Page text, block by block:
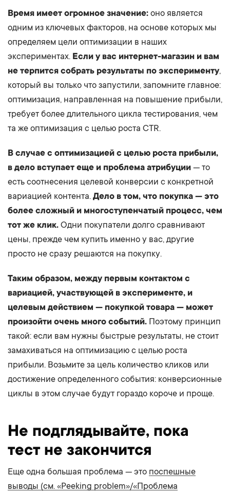
Время имеет огромное значение: оно является
одним из ключевых факторов, на основе которых мы
определяем цели оптимизации в наших
экспериментах. Если у вас интернет-магазин и вам
не терпится собрать результаты по эксперименту,
который вы только что запустили, запомните главное:
оптимизация, направленная на повышение прибыли,
требует более длительного цикла тестирования, чем
та же оптимизация с целью роста CTR.
В случае с оптимизацией с целью роста прибыли,
в дело вступает еще и проблема атрибуции — то
есть соотнесения целевой конверсии с конкретной
вариацией контента. Дело в том, что покупка — это
более сложный и многоступенчатый процесс, чем
тот же клик. Одни покупатели долго сравнивают
цены, прежде чем купить именно у вас, другие
просто не сразу решаются на покупку.
Таким образом, между первым контактом с
вариацией, участвующей в эксперименте, и
целевым действием — покупкой товара — может
произойти очень много событий. Поэтому принцип
такой: если вам нужны быстрые результаты, не стоит
замахиваться на оптимизацию с целью роста
прибыли. Возьмите за цель количество кликов или
достижение определенного события: конверсионные
циклы в этом случае будут гораздо короче и проще.
Не подглядывайте, пока
тест не закончится
Еще одна большая проблема — это поспешные
выводы (см. «Peeking problem»/«Проблема